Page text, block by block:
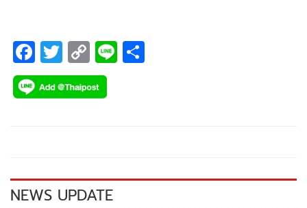
F
ac
e
k
T
wi
tt
C
o
p
k
Li
NEWS UPDATE